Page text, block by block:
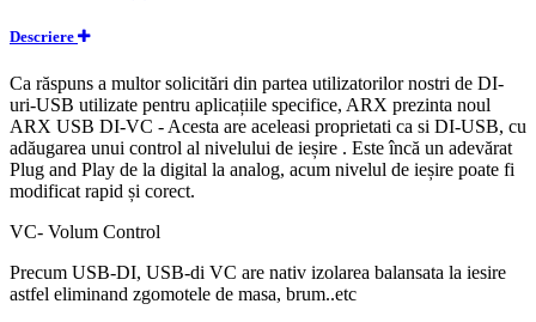
Descriere
Ca răspuns a multor solicitări din partea utilizatorilor nostri de DI-
uri-USB utilizate pentru aplicațiile specifice, ARX prezinta noul
ARX USB DI-VC - Acesta are aceleasi proprietati ca si DI-USB, cu
adăugarea unui control al nivelului de ieșire . Este încă un adevărat
Plug and Play de la digital la analog, acum nivelul de ieșire poate fi
modificat rapid și corect.
VC- Volum Control
Precum USB-DI, USB-di VC are nativ izolarea balansata la iesire
astfel eliminand zgomotele de masa, brum..etc